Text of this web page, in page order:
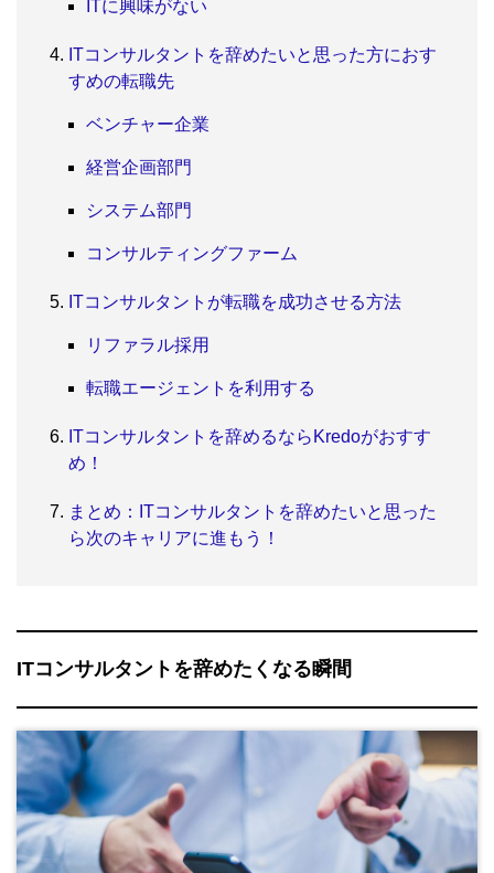
ITに興味がない
ITコンサルタントを辞めたいと思った方におす
すめの転職先
ベンチャー企業
経営企画部門
システム部門
コンサルティングファーム
ITコンサルタントが転職を成功させる方法
リファラル採用
転職エージェントを利用する
ITコンサルタントを辞めるならKredoがおすす
め！
まとめ：ITコンサルタントを辞めたいと思った
ら次のキャリアに進もう！
ITコンサルタントを辞めたくなる瞬間